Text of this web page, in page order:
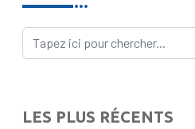
LES PLUS RÉCENTS